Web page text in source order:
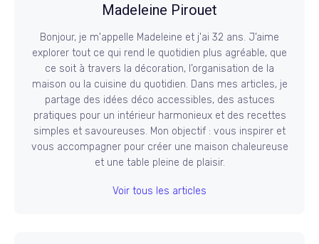
Madeleine Pirouet
Bonjour, je m'appelle Madeleine et j'ai 32 ans. J’aime
explorer tout ce qui rend le quotidien plus agréable, que
ce soit à travers la décoration, l’organisation de la
maison ou la cuisine du quotidien. Dans mes articles, je
partage des idées déco accessibles, des astuces
pratiques pour un intérieur harmonieux et des recettes
simples et savoureuses. Mon objectif : vous inspirer et
vous accompagner pour créer une maison chaleureuse
et une table pleine de plaisir.
Voir tous les articles